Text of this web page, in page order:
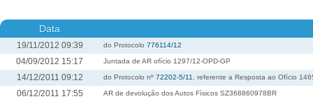
Data
19/11/2012 09:39 do Protocolo 776114/12
04/09/2012 15:17 Juntada de AR ofício 1297/12-OPD-GP
14/12/2011 09:12 do Protocolo nº 72202-5/11 , referente a Resposta ao Ofício
06/12/2011 17:55 AR de devolução dos Autos Físicos SZ368860978BR